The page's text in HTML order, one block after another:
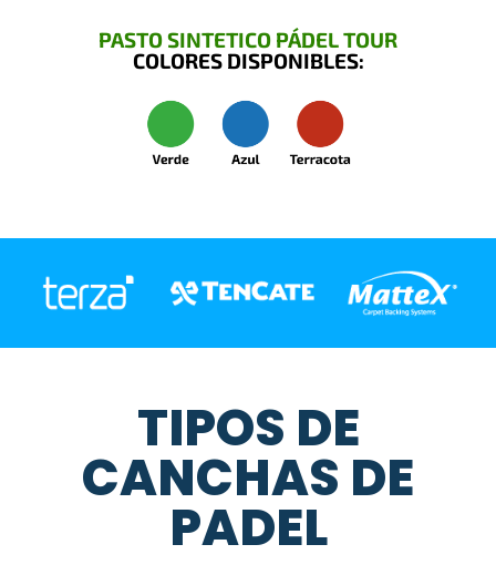
PASTO SINTETICO PÁDEL TOUR
COLORES DISPONIBLES:
TIPOS DE
CANCHAS DE
PADEL